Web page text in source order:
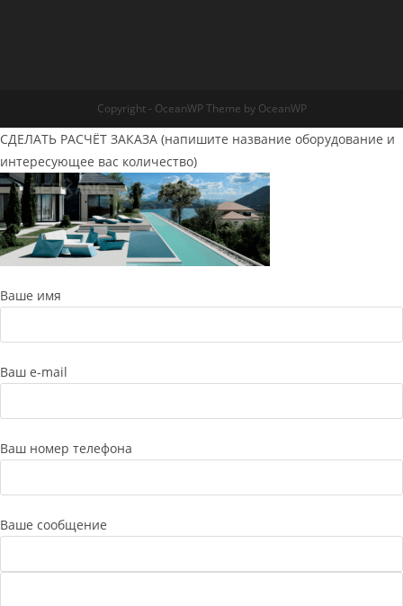
Copyright - OceanWP Theme by OceanWP
СДЕЛАТЬ РАСЧЁТ ЗАКАЗА (напишите название оборудование и
интересующее вас количество)
Ваше имя
Ваш e-mail
Ваш номер телефона
Ваше сообщение